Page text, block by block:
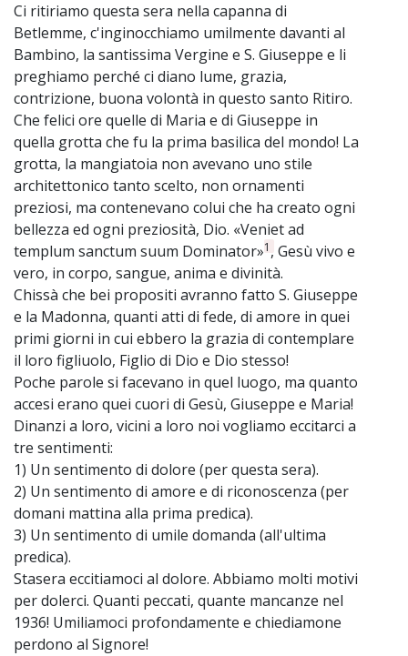
Ci ritiriamo questa sera nella capanna di
Betlemme, c'inginocchiamo umilmente davanti al
Bambino, la santissima Vergine e S. Giuseppe e li
preghiamo perché ci diano lume, grazia,
contrizione, buona volontà in questo santo Ritiro.
Che felici ore quelle di Maria e di Giuseppe in
quella grotta che fu la prima basilica del mondo! La
grotta, la mangiatoia non avevano uno stile
architettonico tanto scelto, non ornamenti
preziosi, ma contenevano colui che ha creato ogni
bellezza ed ogni preziosità, Dio. «Veniet ad
templum sanctum suum Dominator»1 , Gesù vivo e
vero, in corpo, sangue, anima e divinità.
Chissà che bei propositi avranno fatto S. Giuseppe
e la Madonna, quanti atti di fede, di amore in quei
primi giorni in cui ebbero la grazia di contemplare
il loro figliuolo, Figlio di Dio e Dio stesso!
Poche parole si facevano in quel luogo, ma quanto
accesi erano quei cuori di Gesù, Giuseppe e Maria!
Dinanzi a loro, vicini a loro noi vogliamo eccitarci a
tre sentimenti:
1) Un sentimento di dolore (per questa sera).
2) Un sentimento di amore e di riconoscenza (per
domani mattina alla prima predica).
3) Un sentimento di umile domanda (all'ultima
predica).
Stasera eccitiamoci al dolore. Abbiamo molti motivi
per dolerci. Quanti peccati, quante mancanze nel
1936! Umiliamoci profondamente e chiediamone
perdono al Signore!